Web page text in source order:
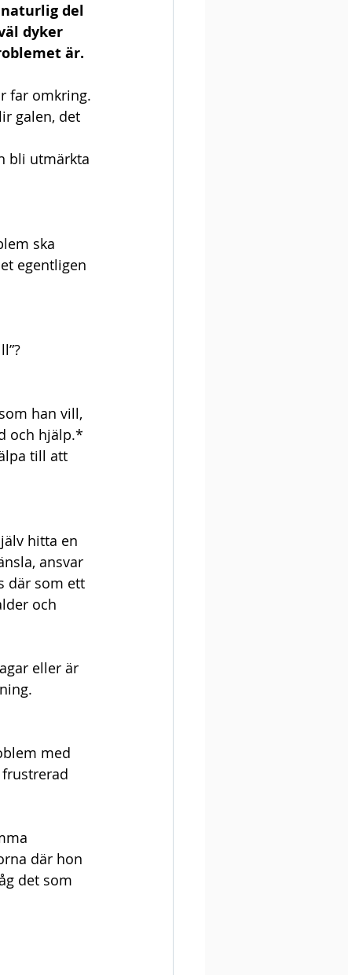
del
dyker
är.
far omkring.
galen, det
bli utmärkta
ska
egentligen
han vill,
och hjälp.*
till att
hitta en
ansvar
där som ett
och
eller är
med
där hon
det som